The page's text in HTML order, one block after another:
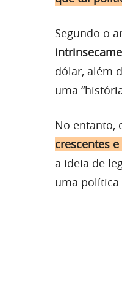
Segundo o
dólar, além
uma
No entanto,
crescentes
a ideia de
uma política